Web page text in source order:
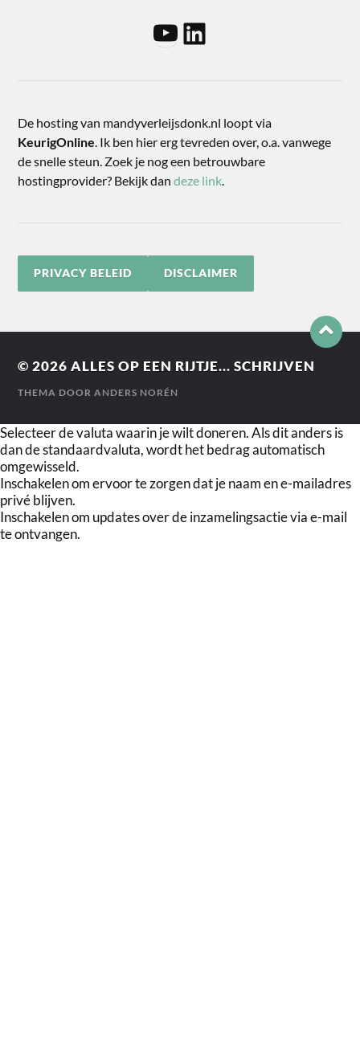
De hosting van mandyverleijsdonk.nl loopt via
KeurigOnline. Ik ben hier erg tevreden over, o.a. vanwege
de snelle steun. Zoek je nog een betrouwbare
hostingprovider? Bekijk dandeze link.
PRIVACY BELEID DISCLAIMER
© 2026ALLES OP EEN RIJTJE... SCHRIJVEN
THEMA DOORANDERS NORÉN
Selecteer de valuta waarin je wilt doneren. Als dit anders is
dan de standaardvaluta, wordt het bedrag automatisch
omgewisseld.
Inschakelen om ervoor te zorgen dat je naam en e-mailadres
privé blijven.
Inschakelen om updates over de inzamelingsactie via e-mail
te ontvangen.